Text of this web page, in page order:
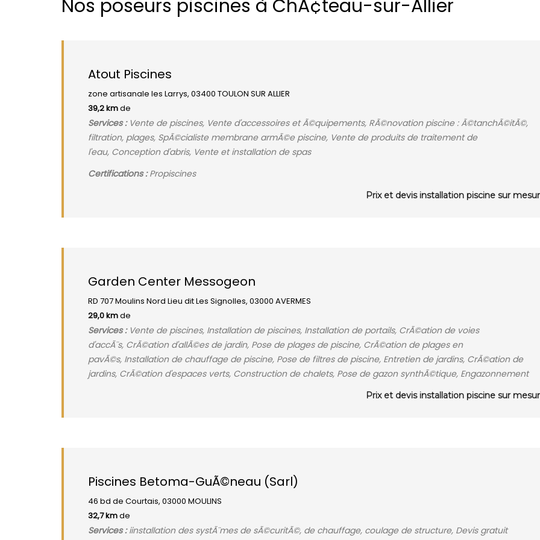
Nos poseurs piscines à ChÃ¢teau-sur-Allier
Atout Piscines
zone artisanale les Larrys, 03400 TOULON SUR ALLIER
39,2 kmde
Services :Vente de piscines, Vente d'accessoires et Ã©quipements, RÃ©novation piscine : Ã©tanchÃ©itÃ©,
filtration, plages, SpÃ©cialiste membrane armÃ©e piscine, Vente de produits de traitement de
l'eau, Conception d'abris, Vente et installation de spas
Certifications :Propiscines
Prix et devis installation piscine sur
Garden Center Messogeon
RD 707 Moulins Nord Lieu dit Les Signolles, 03000 AVERMES
29,0 kmde
Services :Vente de piscines, Installation de piscines, Installation de portails, CrÃ©ation de voies
d'accÃ¨s, CrÃ©ation d'allÃ©es de jardin, Pose de plages de piscine, CrÃ©ation de plages en
pavÃ©s, Installation de chauffage de piscine, Pose de filtres de piscine, Entretien de jardins, CrÃ©ation de
jardins, CrÃ©ation d'espaces verts, Construction de chalets, Pose de gazon synthÃ©tique, Engazonnement
Prix et devis installation piscine sur
Piscines Betoma-GuÃ©neau (Sarl)
46 bd de Courtais, 03000 MOULINS
32,7 kmde
Services :iinstallation des systÃ¨mes de sÃ©curitÃ©, de chauffage, coulage de structure, Devis gratuit